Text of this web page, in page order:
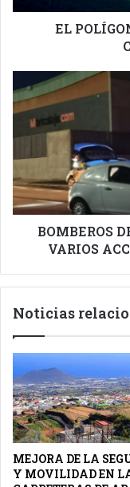
EL
BOMBEROS
DE
GÜÍMAR
INTERVIENEN
VARIOS
ACCIDENTES
DE
MADRUGADA.
BOMBEROS
VARIOS
Noticias
MEJORA DE LA
Y MOVILIDAD EN